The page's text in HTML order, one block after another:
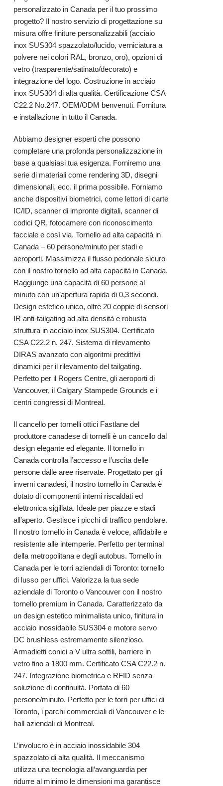
personalizzato in Canada per il tuo prossimo
progetto? Il nostro servizio di progettazione su
misura offre finiture personalizzabili (acciaio
inox SUS304 spazzolato/lucido, verniciatura a
polvere nei colori RAL, bronzo, oro), opzioni di
vetro (trasparente/satinato/decorato) e
integrazione del logo. Costruzione in acciaio
inox SUS304 di alta qualità. Certificazione CSA
C22.2 No.247. OEM/ODM benvenuti. Fornitura
e installazione in tutto il Canada.
Abbiamo designer esperti che possono
completare una profonda personalizzazione in
base a qualsiasi tua esigenza. Forniremo una
serie di materiali come rendering 3D, disegni
dimensionali, ecc. il prima possibile. Forniamo
anche dispositivi biometrici, come lettori di carte
IC/ID, scanner di impronte digitali, scanner di
codici QR, fotocamere con riconoscimento
facciale e così via. Tornello ad alta capacità in
Canada – 60 persone/minuto per stadi e
aeroporti. Massimizza il flusso pedonale sicuro
con il nostro tornello ad alta capacità in Canada.
Raggiunge una capacità di 60 persone al
minuto con un’apertura rapida di 0,3 secondi.
Design estetico unico, oltre 20 coppie di sensori
IR anti-tailgating ad alta densità e robusta
struttura in acciaio inox SUS304. Certificato
CSA C22.2 n. 247. Sistema di rilevamento
DIRAS avanzato con algoritmi predittivi
dinamici per il rilevamento del tailgating.
Perfetto per il Rogers Centre, gli aeroporti di
Vancouver, il Calgary Stampede Grounds e i
centri congressi di Montreal.
Il cancello per tornelli ottici Fastlane del
produttore canadese di tornelli è un cancello dal
design elegante ed elegante. Il tornello in
Canada controlla l’accesso e l’uscita delle
persone dalle aree riservate. Progettato per gli
inverni canadesi, il nostro tornello in Canada è
dotato di componenti interni riscaldati ed
elettronica sigillata. Ideale per piazze e stadi
all’aperto. Gestisce i picchi di traffico pendolare.
Il nostro tornello in Canada è veloce, affidabile e
resistente alle intemperie. Perfetto per terminal
della metropolitana e degli autobus. Tornello in
Canada per le torri aziendali di Toronto: tornello
di lusso per uffici. Valorizza la tua sede
aziendale di Toronto o Vancouver con il nostro
tornello premium in Canada. Caratterizzato da
un design estetico minimalista unico, finitura in
acciaio inossidabile SUS304 e motore servo
DC brushless estremamente silenzioso.
Armadietti conici a V ultra sottili, barriere in
vetro fino a 1800 mm. Certificato CSA C22.2 n.
247. Integrazione biometrica e RFID senza
soluzione di continuità. Portata di 60
persone/minuto. Perfetto per le torri per uffici di
Toronto, i parchi commerciali di Vancouver e le
hall aziendali di Montreal.
L’involucro è in acciaio inossidabile 304
spazzolato di alta qualità. Il meccanismo
utilizza una tecnologia all’avanguardia per
ridurre al minimo le dimensioni ma garantisce